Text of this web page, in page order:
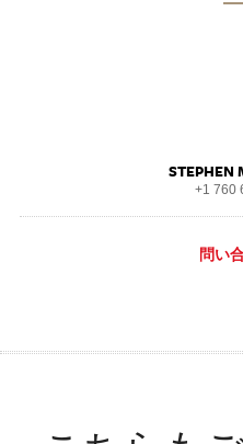
STEPHEN
+1 760
問い